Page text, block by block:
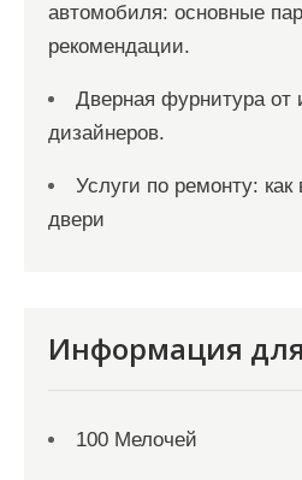
автомобиля: основные
рекомендации.
Дверная фурнитура от
дизайнеров.
Услуги по ремонту:
двери
Информация для
100 Мелочей